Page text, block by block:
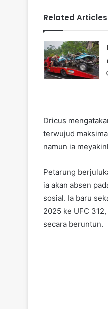
Related Articles
Dricus
terwujud
namun ia
Petarung
ia akan absen
sosial. Ia baru
2025 ke UFC
secara beruntun.